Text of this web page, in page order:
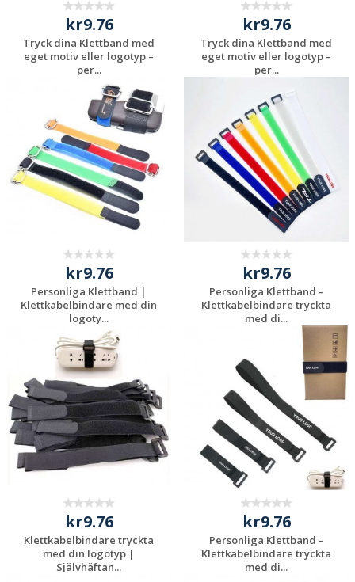
kr9.76
Tryck dina Klettband med
eget motiv eller logotyp –
per...
Begär en
kostnadsfri offert
kr9.76
Tryck dina Klettband med
eget motiv eller logotyp –
per...
Begär en
kostnadsfri offert
kr9.76
Personliga Klettband |
Klettkabelbindare med din
logoty...
Begär en
kostnadsfri offert
kr9.76
Personliga Klettband –
Klettkabelbindare tryckta
med di...
kostnadsfri offert
kr9.76
Klettkabelbindare tryckta
med din logotyp |
Självhäftan...
kr9.76
Personliga Klettband –
Klettkabelbindare tryckta
med di...